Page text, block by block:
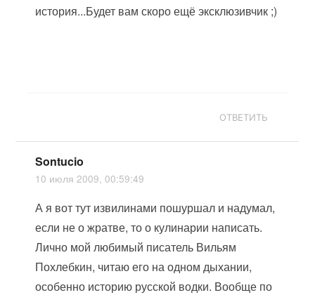
история...Будет вам скоро ещё эксклюзивчик ;)
ОТВЕТИТЬ
Sontucio
10 июля 2009, 00:59:49
А я вот тут извилинами пошуршал и надумал,
если не о жратве, то о кулинарии написать.
Лично мой любимый писатель Вильям
Похлебкин, читаю его на одном дыхании,
особенно историю русской водки. Вообще по